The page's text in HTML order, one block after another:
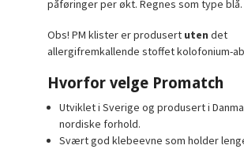
påføringer per økt. Regnes som type blå.
Obs! PM klister er produsert uten det
allergifremkallende stoffet kolofonium-
Hvorfor velge Promatch
Utviklet i Sverige og produsert i
nordiske forhold.
Svært god klebeevne som holder